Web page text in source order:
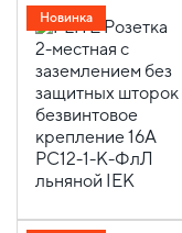
Новинка